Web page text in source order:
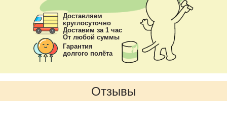
Доставляем
круглосуточно
Доставим за 1 час
От любой суммы
Гарантия
долгого полёта
Отзывы